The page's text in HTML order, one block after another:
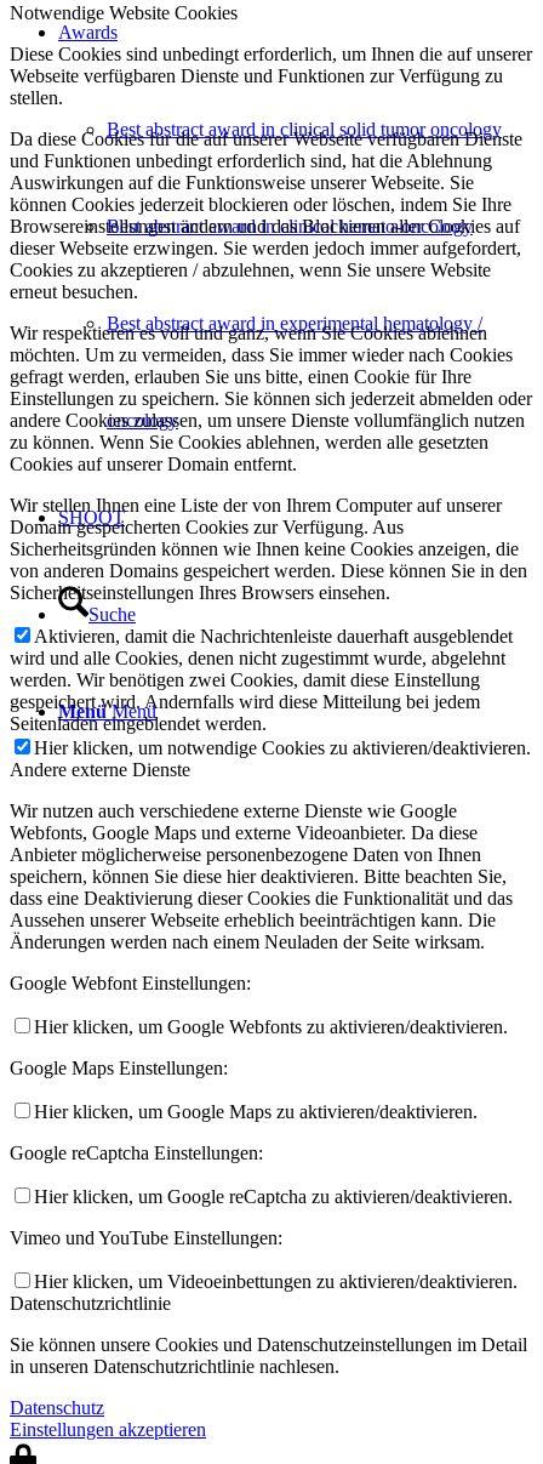
Awards
Best abstract award in clinical solid tumor oncology
Best abstract award in clinical hemato-oncology
Best abstract award in experimental hematology /
oncology
SHOOT
Suche
Menü Menü
Notwendige Website Cookies
Diese Cookies sind unbedingt erforderlich, um Ihnen die auf unserer
Webseite verfügbaren Dienste und Funktionen zur Verfügung zu
stellen.
Da diese Cookies für die auf unserer Webseite verfügbaren Dienste
und Funktionen unbedingt erforderlich sind, hat die Ablehnung
Auswirkungen auf die Funktionsweise unserer Webseite. Sie
können Cookies jederzeit blockieren oder löschen, indem Sie Ihre
Browsereinstellungen ändern und das Blockieren aller Cookies auf
dieser Webseite erzwingen. Sie werden jedoch immer aufgefordert,
Cookies zu akzeptieren / abzulehnen, wenn Sie unsere Website
erneut besuchen.
Wir respektieren es voll und ganz, wenn Sie Cookies ablehnen
möchten. Um zu vermeiden, dass Sie immer wieder nach Cookies
gefragt werden, erlauben Sie uns bitte, einen Cookie für Ihre
Einstellungen zu speichern. Sie können sich jederzeit abmelden oder
andere Cookies zulassen, um unsere Dienste vollumfänglich nutzen
zu können. Wenn Sie Cookies ablehnen, werden alle gesetzten
Cookies auf unserer Domain entfernt.
Wir stellen Ihnen eine Liste der von Ihrem Computer auf unserer
Domain gespeicherten Cookies zur Verfügung. Aus
Sicherheitsgründen können wie Ihnen keine Cookies anzeigen, die
von anderen Domains gespeichert werden. Diese können Sie in den
Sicherheitseinstellungen Ihres Browsers einsehen.
Aktivieren, damit die Nachrichtenleiste dauerhaft ausgeblendet
wird und alle Cookies, denen nicht zugestimmt wurde, abgelehnt
werden. Wir benötigen zwei Cookies, damit diese Einstellung
gespeichert wird. Andernfalls wird diese Mitteilung bei jedem
Seitenladen eingeblendet werden.
Hier klicken, um notwendige Cookies zu aktivieren/deaktivieren.
Andere externe Dienste
Wir nutzen auch verschiedene externe Dienste wie Google
Webfonts, Google Maps und externe Videoanbieter. Da diese
Anbieter möglicherweise personenbezogene Daten von Ihnen
speichern, können Sie diese hier deaktivieren. Bitte beachten Sie,
dass eine Deaktivierung dieser Cookies die Funktionalität und das
Aussehen unserer Webseite erheblich beeinträchtigen kann. Die
Änderungen werden nach einem Neuladen der Seite wirksam.
Google Webfont Einstellungen:
Hier klicken, um Google Webfonts zu aktivieren/deaktivieren.
Google Maps Einstellungen:
Hier klicken, um Google Maps zu aktivieren/deaktivieren.
Google reCaptcha Einstellungen:
Hier klicken, um Google reCaptcha zu aktivieren/deaktivieren.
Vimeo und YouTube Einstellungen:
Hier klicken, um Videoeinbettungen zu aktivieren/deaktivieren.
Datenschutzrichtlinie
Sie können unsere Cookies und Datenschutzeinstellungen im Detail
in unseren Datenschutzrichtlinie nachlesen.
Datenschutz
Einstellungen akzeptieren